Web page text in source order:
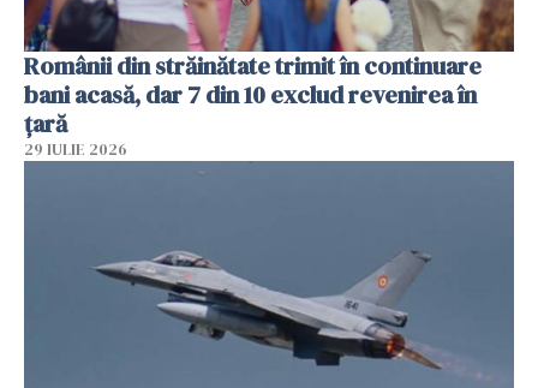
Românii din străinătate trimit în continuare
bani acasă, dar 7 din 10 exclud revenirea în
țară
29 IULIE 2026